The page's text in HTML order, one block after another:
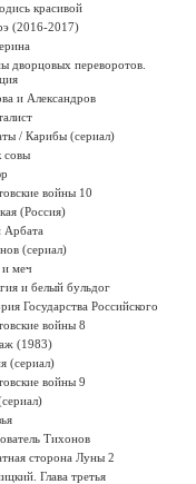
красивой
(2016-2017)
дворцовых переворотов.
и Александров
/ Карибы (сериал)
совы
войны 10
(Россия)
Арбата
(сериал)
меч
и белый бульдог
Государства Российского
войны 8
(1983)
(сериал)
войны 9
Тихонов
сторона Луны 2
Глава третья